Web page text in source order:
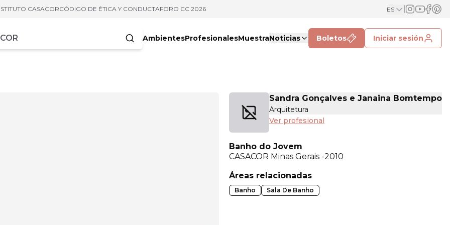
CASACORCÓDIGO DE ÉTICA Y CONDUCTAFORO CC 2026 ES
AmbientesProfesionalesMuestraNoticias Boletos Iniciar sesión
Sandra Gonçalves e Janaina Bomtempo
Arquitetura
Ver profesional
Banho do Jovem
CASACOR Minas Gerais -2010
Áreas relacionadas
Banho Sala De Banho